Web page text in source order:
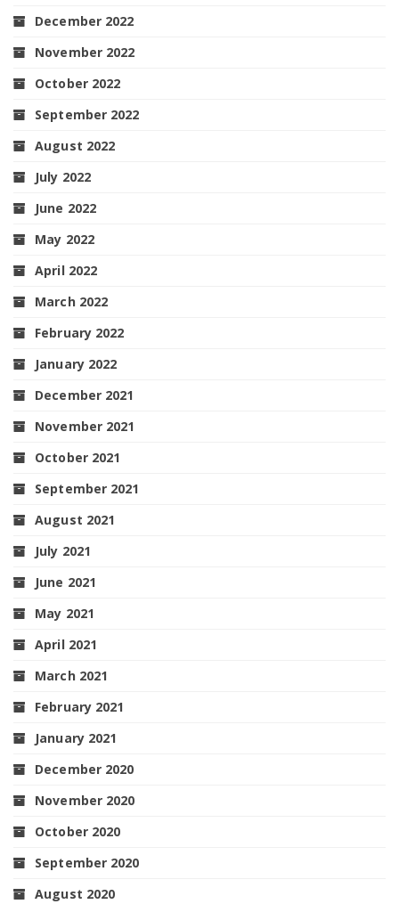
December 2022
November 2022
October 2022
September 2022
August 2022
July 2022
June 2022
May 2022
April 2022
March 2022
February 2022
January 2022
December 2021
November 2021
October 2021
September 2021
August 2021
July 2021
June 2021
May 2021
April 2021
March 2021
February 2021
January 2021
December 2020
November 2020
October 2020
September 2020
August 2020